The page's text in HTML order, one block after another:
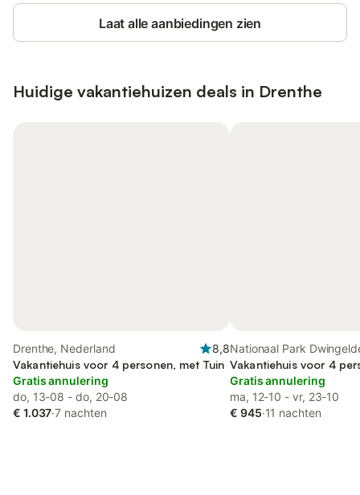
Laat alle aanbiedingen zien
Huidige vakantiehuizen deals in Drenthe
Drenthe, Nederland
8,8
Vakantiehuis voor 4 personen, met Tuin
Gratis annulering
do, 13-08 - do, 20-08
€ 1.037·7 nachten
Nationaal Park
Drenthe
Vakantiehuis voor 4
Gratis annulering
ma, 12-10 - vr, 23-10
€ 945·11 nachten